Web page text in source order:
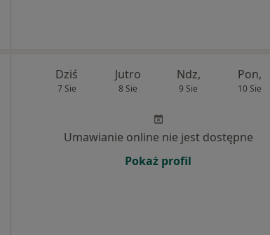
Dziś
7 Sie
Jutro
8 Sie
Ndz,
9 Sie
Pon,
10 Sie
Umawianie online nie jest dostępne
Pokaż profil